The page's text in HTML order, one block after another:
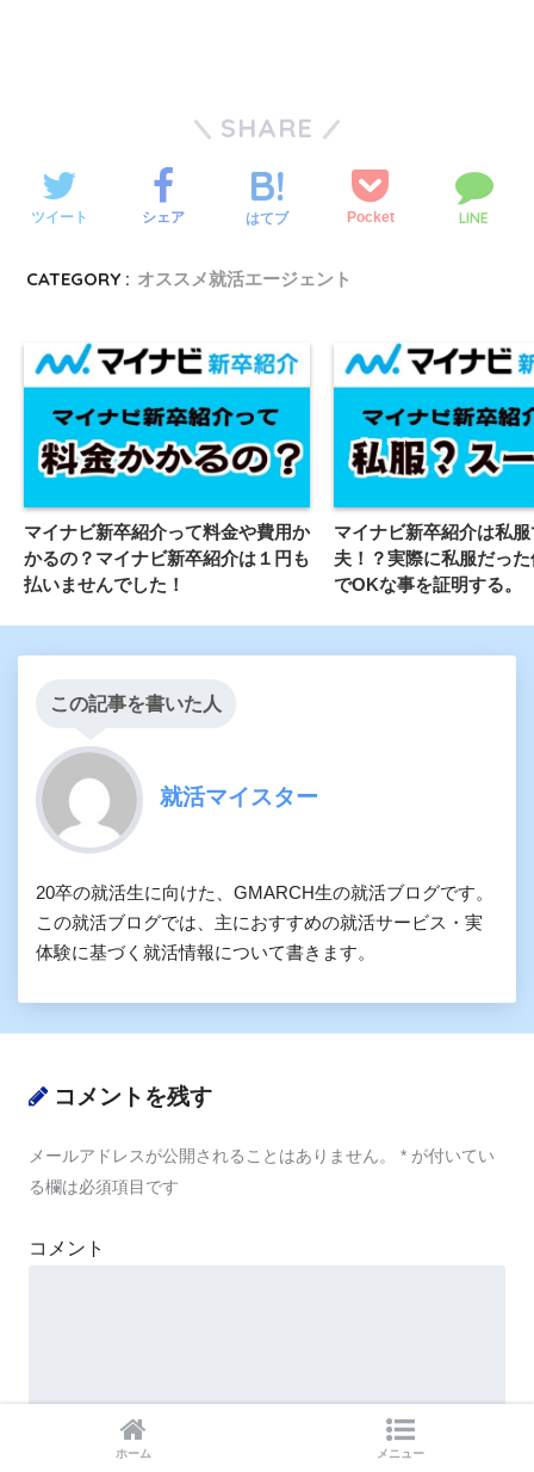
SHARE
ツイート シェア はてブ Pocket LINE
CATEGORY : オススメ就活エージェント
マイナビ新卒紹介って料金や費用か
かるの？マイナビ新卒紹介は１円も
払いませんでした！
マイナビ新卒紹介は私
夫！？実際に私服だっ
でOKな事を証明する。
この記事を書いた人
就活マイスター
20卒の就活生に向けた、GMARCH生の就活ブログです。
この就活ブログでは、主におすすめの就活サービス・実
体験に基づく就活情報について書きます。
コメントを残す
メールアドレスが公開されることはありません。 * が付いてい
る欄は必須項目です
コメント
ホーム メニュー